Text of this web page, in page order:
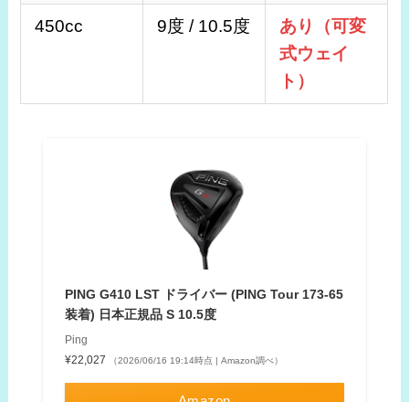
450cc 9度 / 10.5度
あり（可変
式ウェイ
ト）
PING G410 LST ドライバー (PING Tour 173-65
装着) 日本正規品 S 10.5度
Ping
¥22,027
（2026/06/16 19:14時点 | Amazon調べ）